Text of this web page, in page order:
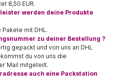
8,50 EUR.
werden deine Produkte
mit DHL.
zu deiner Bestellung ?
gepackt und von uns an DHL
du von uns die
Mail mitgeteilt.
auch eine Packstation